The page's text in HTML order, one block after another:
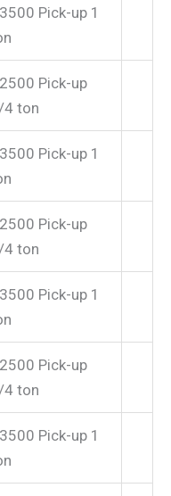
Pick-up 1
Pick-up
4 ton
Pick-up 1
Pick-up
4 ton
Pick-up 1
Pick-up
4 ton
Pick-up 1